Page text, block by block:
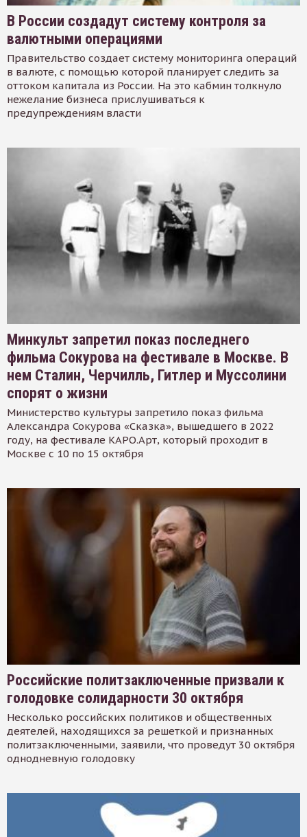
В России создадут систему контроля за
валютными операциями
Правительство создает систему мониторинга операций
в валюте, с помощью которой планирует следить за
оттоком капитала из России. На это кабмин толкнуло
нежелание бизнеса прислушиваться к
предупреждениям власти
Минкульт запретил показ последнего
фильма Сокурова на фестивале в Москве. В
нем Сталин, Черчилль, Гитлер и Муссолини
спорят о жизни
Министерство культуры запретило показ фильма
Александра Сокурова «Сказка», вышедшего в 2022
году, на фестивале КАРО.Арт, который проходит в
Москве с 10 по 15 октября
Российские политзаключенные призвали к
голодовке солидарности 30 октября
Несколько российских политиков и общественных
деятелей, находящихся за решеткой и признанных
политзаключенными, заявили, что проведут 30 октября
однодневную голодовку